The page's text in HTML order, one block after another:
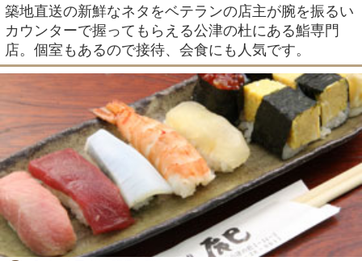
築地直送の新鮮なネタをベテランの店主が腕を振るい
カウンターで握ってもらえる公津の杜にある鮨専門
店。個室もあるので接待、会食にも人気です。